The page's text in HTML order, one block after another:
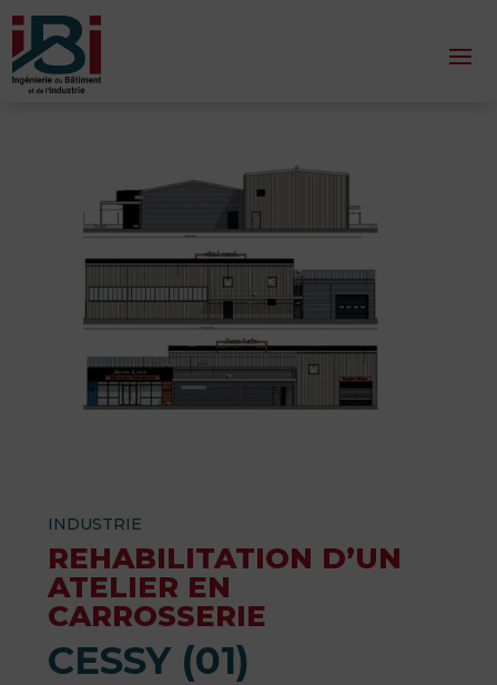
INDUSTRIE
REHABILITATION D’UN
ATELIER EN
CARROSSERIE
CESSY (01)